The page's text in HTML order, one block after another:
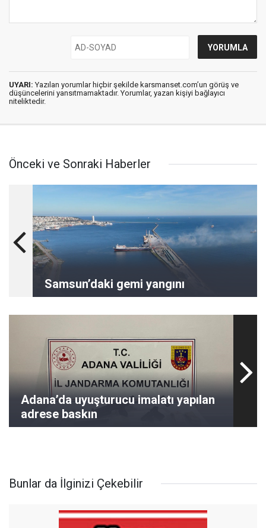
UYARI: Yazılan yorumlar hiçbir şekilde karsmanset.com’un görüş ve
düşüncelerini yansıtmamaktadır. Yorumlar, yazan kişiyi bağlayıcı
niteliktedir.
Önceki ve Sonraki Haberler
Samsun’daki gemi yangını
Adana’da uyuşturucu imalatı yapılan
adrese baskın
Bunlar da İlginizi Çekebilir